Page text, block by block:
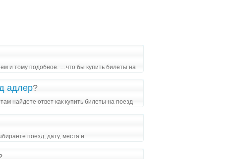
и тому подобное. …что бы купить билеты на
адлер?
найдете ответ как купить билеты на поезд
поезд, дату, места и